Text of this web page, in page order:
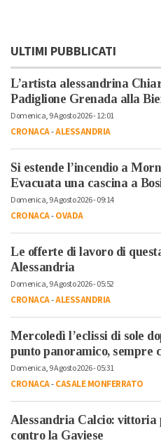
ULTIMI PUBBLICATI
L’artista alessandrina
Padiglione Grenada alla
Domenica, 9 Agosto 2026 - 12:01
CRONACA-ALESSANDRIA
Si estende l’incendio a
Evacuata una cascina a
Domenica, 9 Agosto 2026 - 09:14
CRONACA-OVADA
Le offerte di lavoro di
Alessandria
Domenica, 9 Agosto 2026 - 05:52
CRONACA-ALESSANDRIA
Mercoledì l’eclissi di sole
punto panoramico, sempre
Domenica, 9 Agosto 2026 - 05:31
CRONACA-CASALE MONFERRATO
Alessandria Calcio: vittoria
contro la Gaviese